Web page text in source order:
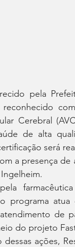
pela
reconhecido
Cerebral
de alta
será
a presença
programa
de
do projeto
dessas ações,